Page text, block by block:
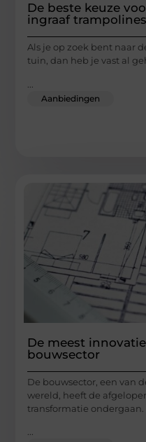
De beste keuze
ingraaf trampolines
Als je op zoek bent naar
tuin, dan heb je vast al
Aanbiedingen
De meest
bouwsector
De bouwsector, een van
wereld, heeft de
transformatie
...